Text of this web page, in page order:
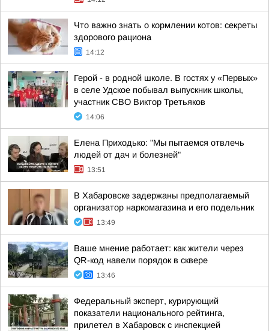
Что важно знать о кормлении котов: секреты
здорового рациона
14:12
Герой - в родной школе. В гостях у «Первых»
в селе Удское побывал выпускник школы,
участник СВО Виктор Третьяков
14:06
Елена Приходько: "Мы пытаемся отвлечь
людей от дач и болезней"
13:51
В Хабаровске задержаны предполагаемый
организатор наркомагазина и его подельник
13:49
Ваше мнение работает: как жители через
QR-код навели порядок в сквере
13:46
Федеральный эксперт, курирующий
показатели национального рейтинга,
прилетел в Хабаровск с инспекцией